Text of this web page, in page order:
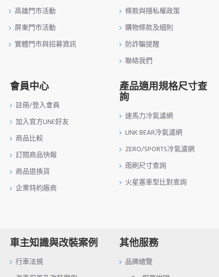
高雄門市活動
屏東門市活動
實體門市與招募資訊
條款與隱私權政策
購物條款及細則
防詐騙提醒
聯絡我們
會員中心
註冊/登入會員
加入官方LINE好友
商品比較
訂閱商品快報
商品退換貨
企業特約廠商
產品適用規格尺寸查
詢
速馬力冷氣濾網
LINK BEAR冷氣濾網
ZERO/SPORTS冷氣濾網
雨刷尺寸查詢
火星塞車型比對查詢
車主知識與改裝案例
行車法規
其他服務
品牌總覽